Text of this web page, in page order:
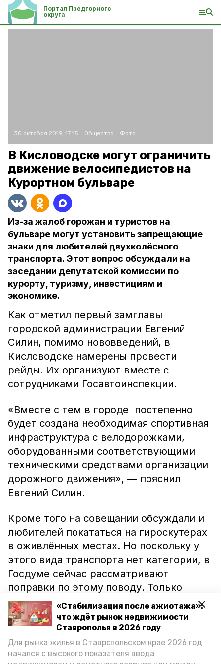
«Стабилизация после ажиотажа»:
что ждёт рынок недвижимости
Ставрополья в 2026 году
Для рынка жилья в Ставропольском крае 2026 год
начался с высокого показателя ввода
Портал Предгорного
округа
30 октября 2019, 17:15 Общество Фото:
В Кисловодске могут ограничить
движение велосипедистов на
Курортном бульваре
Из-за жалоб горожан и туристов на
бульваре могут установить запрещающие
знаки для любителей двухколёсного
транспорта. Этот вопрос обсуждали на
заседании депутатской комиссии по
курорту, туризму, инвестициям и
экономике.
Как отметил первый замглавы
городской администрации Евгений
Силин, помимо нововведений, в
Кисловодске намерены провести
рейды. Их организуют вместе с
сотрудниками Госавтоинспекции.
«Вместе с тем в городе постепенно
будет создана необходимая спортивная
инфраструктура с велодорожками,
оборудованными соответствующими
техническими средствами организации
дорожного движения», — пояснил
Евгений Силин.
Кроме того на совещании обсуждали и
любителей покататься на гироскутерах
в оживлённых местах. Но поскольку у
этого вида транспорта нет категории, в
Госдуме сейчас рассматривают
поправки по этому поводу. Только
после этого в Кисловодске смогут
вводить возможные ограничения для
электрических средств передвижения,
пишет ИА «Победа26».